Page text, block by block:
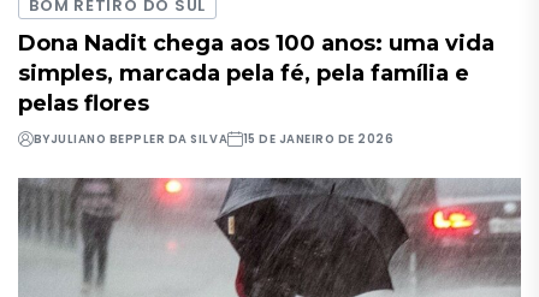
BOM RETIRO DO SUL
Dona Nadit chega aos 100 anos: uma vida
simples, marcada pela fé, pela família e
pelas flores
BYJULIANO BEPPLER DA SILVA 15 DE JANEIRO DE 2026